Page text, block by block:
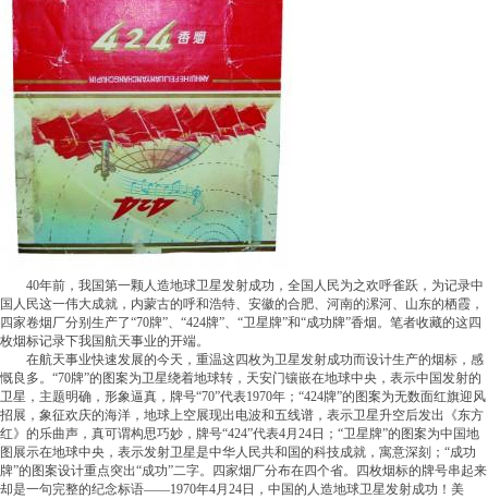
40年前，我国第一颗人造地球卫星发射成功，全国人民为之欢呼雀跃，为记录中
国人民这一伟大成就，内蒙古的呼和浩特、安徽的合肥、河南的漯河、山东的栖霞，
四家卷烟厂分别生产了“70牌”、“424牌”、“卫星牌”和“成功牌”香烟。笔者收藏的这四
枚烟标记录下我国航天事业的开端。
在航天事业快速发展的今天，重温这四枚为卫星发射成功而设计生产的烟标，感
慨良多。“70牌”的图案为卫星绕着地球转，天安门镶嵌在地球中央，表示中国发射的
卫星，主题明确，形象逼真，牌号“70”代表1970年；“424牌”的图案为无数面红旗迎风
招展，象征欢庆的海洋，地球上空展现出电波和五线谱，表示卫星升空后发出《东方
红》的乐曲声，真可谓构思巧妙，牌号“424”代表4月24日；“卫星牌”的图案为中国地
图展示在地球中央，表示发射卫星是中华人民共和国的科技成就，寓意深刻；“成功
牌”的图案设计重点突出“成功”二字。四家烟厂分布在四个省。四枚烟标的牌号串起来
却是一句完整的纪念标语——1970年4月24日，中国的人造地球卫星发射成功！美